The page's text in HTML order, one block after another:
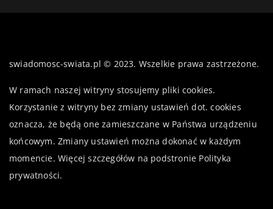
swiadomosc-swiata.pl © 2023. Wszelkie prawa zastrzeżone.
W ramach naszej witryny stosujemy pliki cookies.
Korzystanie z witryny bez zmiany ustawień dot. cookies
oznacza, że będą one zamieszczane w Państwa urządzeniu
końcowym. Zmiany ustawień można dokonać w każdym
momencie. Więcej szczegółów na podstronie Polityka
prywatności.